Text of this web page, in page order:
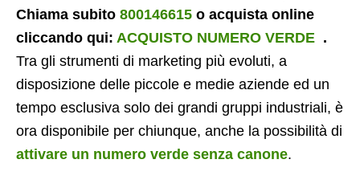
Chiama subito 800146615 o acquista online
cliccando qui: ACQUISTO NUMERO VERDE .
Tra gli strumenti di marketing più evoluti, a
disposizione delle piccole e medie aziende ed un
tempo esclusiva solo dei grandi gruppi industriali, è
ora disponibile per chiunque, anche la possibilità di
attivare un numero verde senza canone.